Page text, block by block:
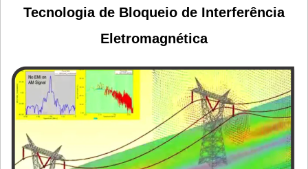
Tecnologia de Bloqueio de Interferência
Eletromagnética